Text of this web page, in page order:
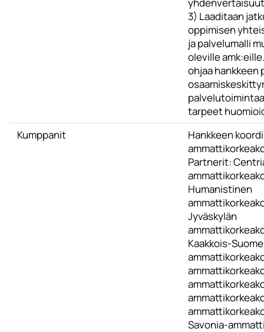
3) Laaditaan
oppimisen
ja palvelumalli
oleville
ohjaa hankkeen
tarpeet
Kumppanit
Hankkeen
Partnerit:
Humanistinen
Jyväskylän
Kaakkois-
Savonia-